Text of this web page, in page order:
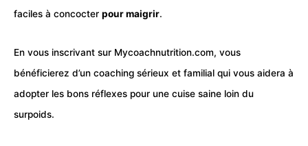
faciles à concocter pour maigrir.
En vous inscrivant sur Mycoachnutrition.com, vous
bénéficierez d’un coaching sérieux et familial qui vous aidera à
adopter les bons réflexes pour une cuise saine loin du
surpoids.